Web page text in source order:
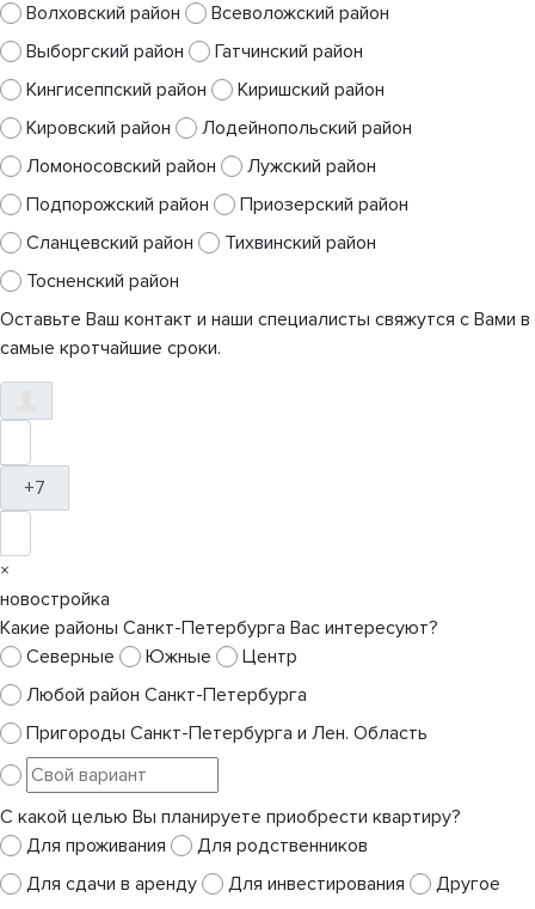
Волховский район
Всеволожский район
Выборгский район
Гатчинский район
Кингисеппский район
Киришский район
Кировский район
Лодейнопольский район
Ломоносовский район
Лужский район
Подпорожский район
Приозерский район
Сланцевский район
Тихвинский район
Тосненский район
Оставьте Ваш контакт и наши специалисты свяжутся с Вами в
самые кротчайшие сроки.
+7
×
новостройка
Какие районы Санкт-Петербурга Вас интересуют?
Северные
Южные
Центр
Любой район Санкт-Петербурга
Пригороды Санкт-Петербурга и Лен. Область
С какой целью Вы планируете приобрести квартиру?
Для проживания
Для родственников
Для сдачи в аренду
Для инвестирования
Другое